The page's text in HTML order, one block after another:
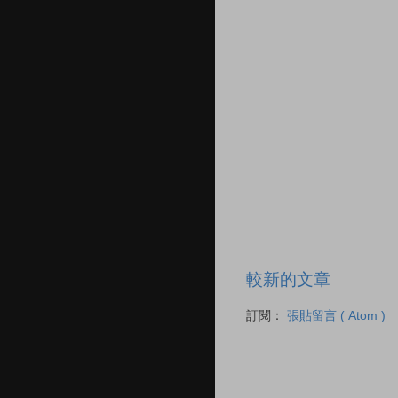
較新的文章
訂閱： 張貼留言 ( Atom )